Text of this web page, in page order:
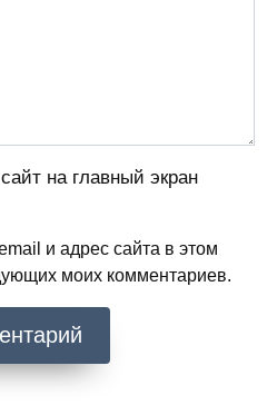
на главный экран
и адрес сайта в этом
моих комментариев.